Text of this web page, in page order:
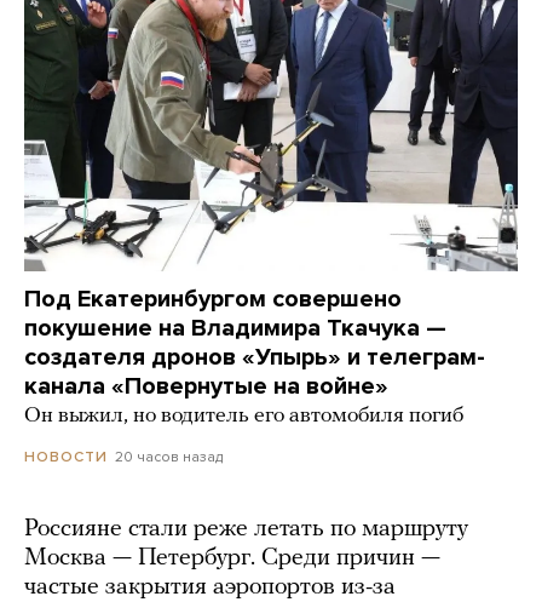
Под Екатеринбургом совершено
покушение на Владимира Ткачука —
создателя дронов «Упырь» и телеграм-
канала «Повернутые на войне»
Он выжил, но водитель его автомобиля погиб
НОВОСТИ 20 часов назад
Россияне стали реже летать по маршруту
Москва — Петербург. Среди причин —
частые закрытия аэропортов из-за